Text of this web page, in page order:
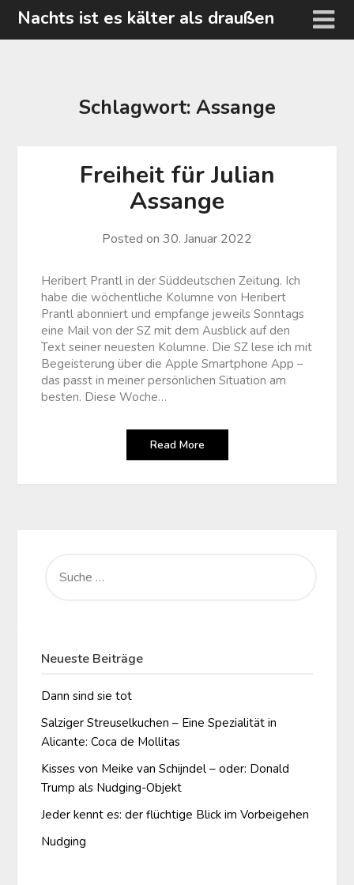
SkipNachts ist es kälter als draußen
Schlagwort: Assange
Freiheit für Julian
Assange
Posted on 30. Januar 2022
Heribert Prantl in der Süddeutschen Zeitung. Ich
habe die wöchentliche Kolumne von Heribert
Prantl abonniert und empfange jeweils Sonntags
eine Mail von der SZ mit dem Ausblick auf den
Text seiner neuesten Kolumne. Die SZ lese ich mit
Begeisterung über die Apple Smartphone App –
das passt in meiner persönlichen Situation am
besten. Diese Woche…
Read More
NACH:
Neueste Beiträge
Dann sind sie tot
Salziger Streuselkuchen – Eine Spezialität in
Alicante: Coca de Mollitas
Kisses von Meike van Schijndel – oder: Donald
Trump als Nudging-Objekt
Jeder kennt es: der flüchtige Blick im Vorbeigehen
Nudging